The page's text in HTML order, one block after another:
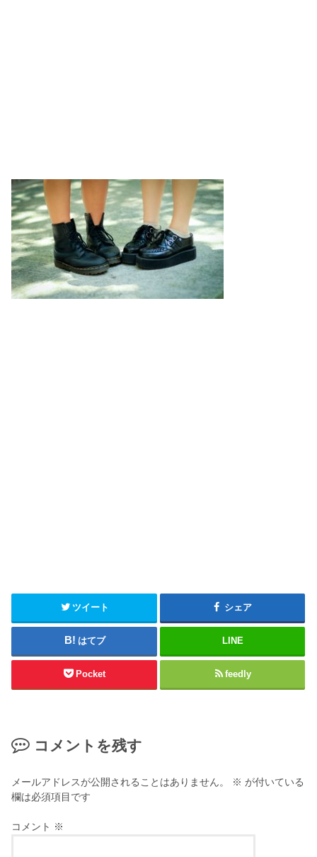
ツイート シェア
はてブ LINE
Pocket feedly
コメントを残す
メールアドレスが公開されることはありません。 ※ が付いている
欄は必須項目です
コメント ※